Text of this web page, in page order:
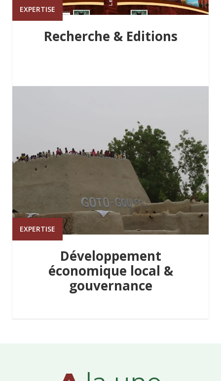
EXPERTISE
Recherche & Editions
EXPERTISE
Développement
économique local &
gouvernance